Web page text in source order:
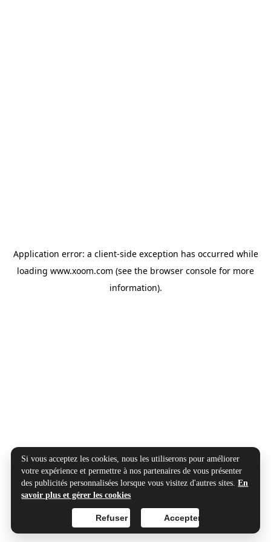
Application error: a client-side exception has occurred while
loading www.xoom.com (see the browser console for more
information).
Si vous acceptez les cookies, nous les utiliserons pour améliorer
votre expérience et permettre à nos partenaires de vous présenter
des publicités personnalisées lorsque vous visitez d'autres sites.En
savoir plus et gérer les cookies
Accepter
Refuser